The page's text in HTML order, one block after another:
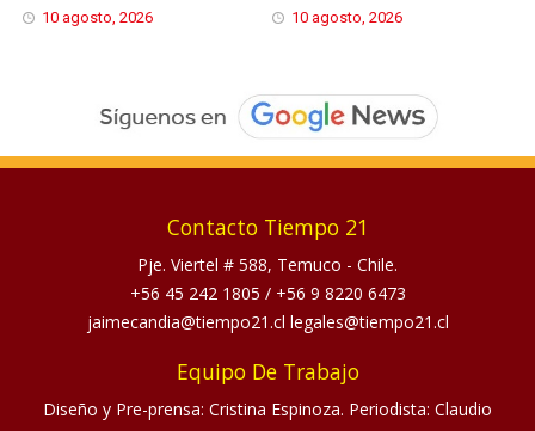
10 agosto, 2026 10 agosto, 2026
Contacto Tiempo 21
Pje. Viertel # 588, Temuco - Chile.
+56 45 242 1805 / +56 9 8220 6473
jaimecandia@tiempo21.cl legales@tiempo21.cl
Equipo De Trabajo
Diseño y Pre-prensa: Cristina Espinoza. Periodista: Claudio